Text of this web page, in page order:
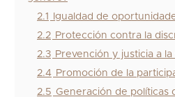
2.1
Igualdad de
2.2 Protección contra la
2.3 Prevención y justicia a
2.4 Promoción de la
2.5 Generación de políticas